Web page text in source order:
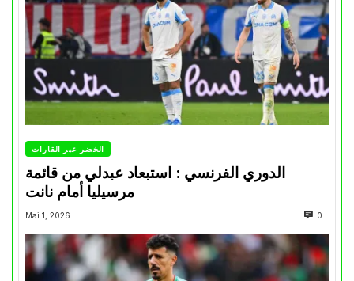
الخضر عبر القارات
الدوري الفرنسي : استبعاد عبدلي من قائمة
مرسيليا أمام نانت
Mai 1, 2026 0